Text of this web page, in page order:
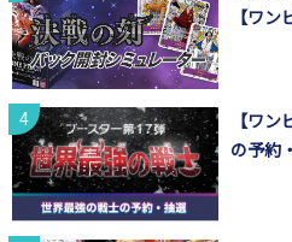
【ワン
【ワ
の予約